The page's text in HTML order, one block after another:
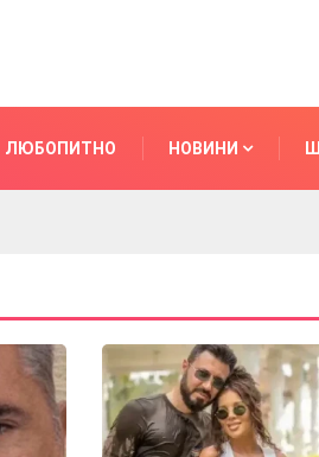
ЛЮБОПИТНО НОВИНИ